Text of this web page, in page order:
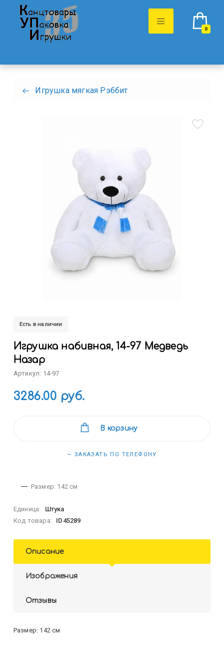
0
Игрушка мягкая Рэббит
Есть в наличии
Игрушка набивная, 14-97 Медведь
Назар
Артикул: 14-97
3286.00 руб.
В корзину
— ЗАКАЗАТЬ ПО ТЕЛЕФОНУ
Размер: 142 см
Единица:
Штука
Код товара:
ID45289
Описание
Изображения
Отзывы
Размер: 142 см